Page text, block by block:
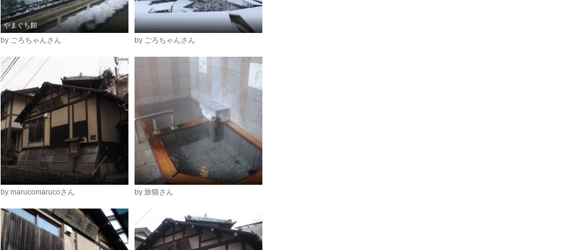
やまぐち館
by ごろちゃんさん by ごろちゃんさん
by marucomarucoさん by 旅猫さん